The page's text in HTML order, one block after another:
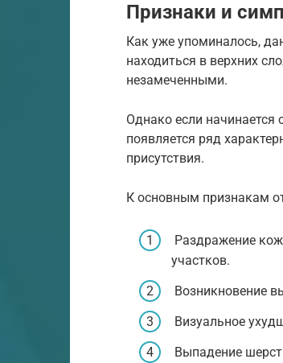
Признаки и
Как уже упоминалось,
находиться в верхних
незамеченными.
Однако если
появляется ряд
присутствия.
К основным признакам
Раздражение
участков.
Возникновение
Визуальное
Выпадение